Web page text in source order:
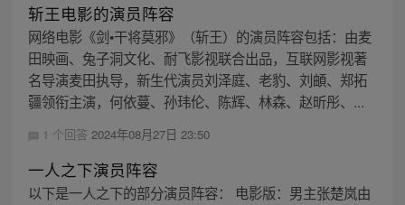
斩王电影的演员阵容
网络电影《剑•干将莫邪》（斩王）的演员阵容包括：由麦
田映画、兔子洞文化、耐飞影视联合出品，互联网影视著
名导演麦田执导，新生代演员刘泽庭、老豹、刘頔、郑拓
疆领衔主演，何依蔓、孙玮伦、陈辉、林森、赵昕彤、...
1 个回答 2024年08月27日 23:50
一人之下演员阵容
以下是一人之下的部分演员阵容： 电影版：男主张楚岚由